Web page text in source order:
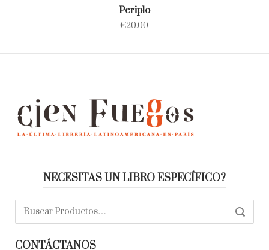
Periplo
€20.00
NECESITAS UN LIBRO ESPECÍFICO?
Buscar:
CONTÁCTANOS